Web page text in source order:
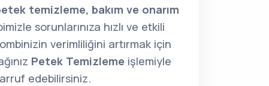
temizleme, bakım ve onarım
sorunlarınıza hızlı ve etkili
verimliliğini artırmak için
Petek Temizleme işlemiyle
edebilirsiniz.